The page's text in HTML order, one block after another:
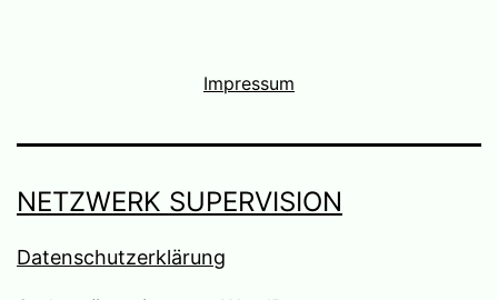
Impressum
NETZWERK SUPERVISION
Datenschutzerklärung